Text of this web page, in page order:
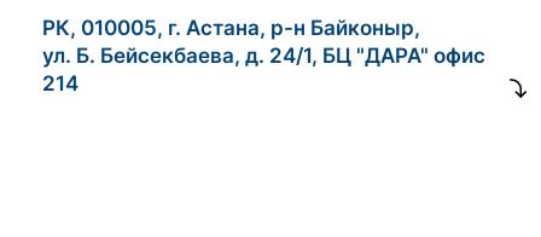
РК, 010005, г. Астана, р-н Байконыр,
ул. Б. Бейсекбаева, д. 24/1, БЦ "ДАРА" офис
214